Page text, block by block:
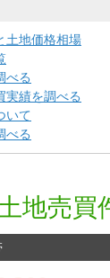
土地価格相場
べる
実績を調べる
いて
べる
地売買